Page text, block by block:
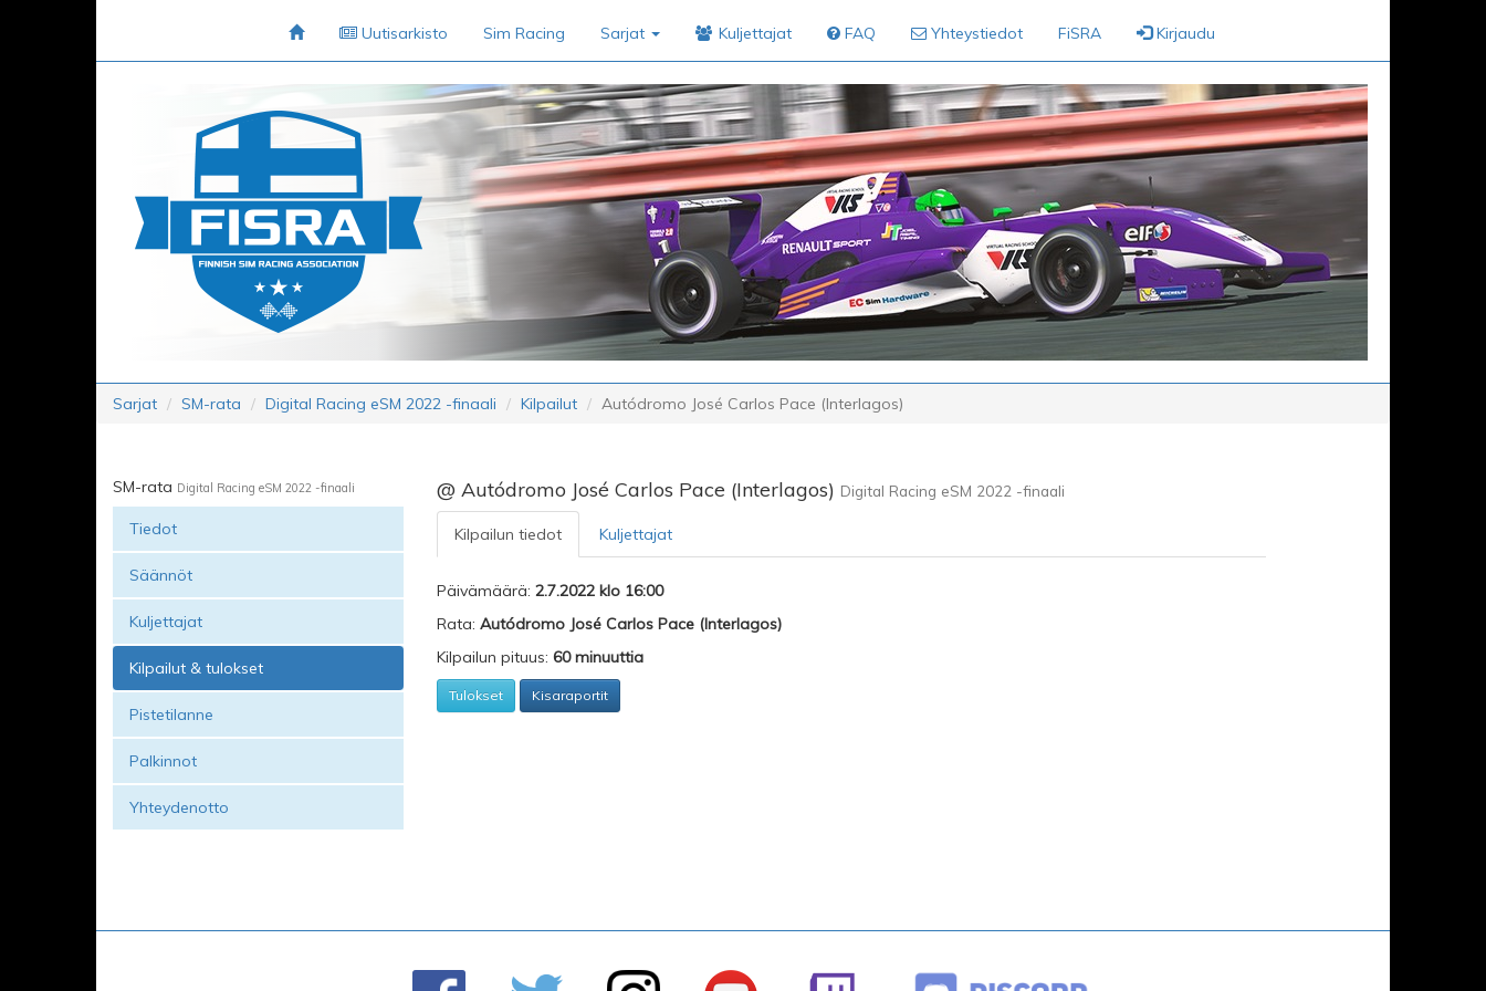
Uutisarkisto Sim Racing Sarjat Kuljettajat FAQ Yhteystiedot FiSRA Kirjaudu
Sarjat SM-rata Digital Racing eSM 2022 -finaali Kilpailut Autódromo José Carlos Pace (Interlagos)
SM-rata Digital Racing eSM 2022 -finaali
Tiedot
Säännöt
Kuljettajat
Kilpailut & tulokset
Pistetilanne
Palkinnot
Yhteydenotto
@ Autódromo José Carlos Pace (Interlagos) Digital Racing eSM 2022 -finaali
Kilpailun tiedot Kuljettajat
Päivämäärä: 2.7.2022 klo 16:00
Rata: Autódromo José Carlos Pace (Interlagos)
Kilpailun pituus: 60 minuuttia
Tulokset Kisaraportit